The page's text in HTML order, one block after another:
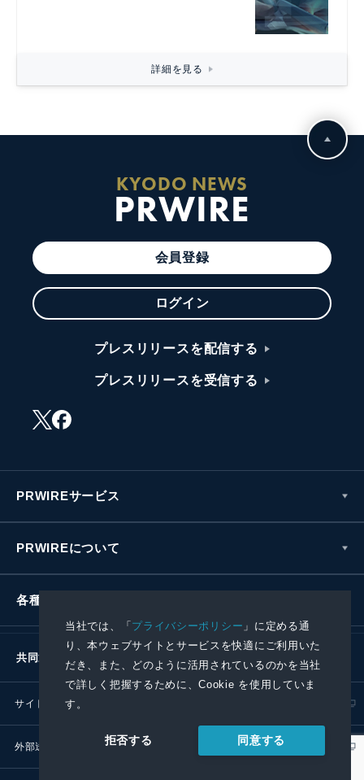
当社では、「プライバシーポリシー 」に定める通
り、本ウェブサイトとサービスを快適にご利用いた
だき、また、どのように活用されているのかを当社
で詳しく把握するために、Cookie を使用していま
す。
拒否する 同意する
詳細を見る
KYODO NEWS
PRWIRE
会員登録
ログイン
プレスリリースを配信する
プレスリリースを受信する
PRWIREサービス
PRWIREについて
各種お問い合わせ
共同通信社グループ
サイトポリシー
外部送信ポリシー プレスリリース取扱基準